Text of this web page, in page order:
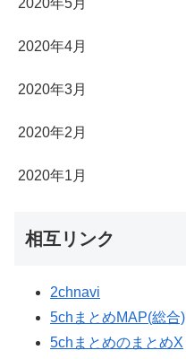
2020年5月
2020年4月
2020年3月
2020年2月
2020年1月
相互リンク
2chnavi
5chまとめMAP(総合)
5chまとめのまとめX